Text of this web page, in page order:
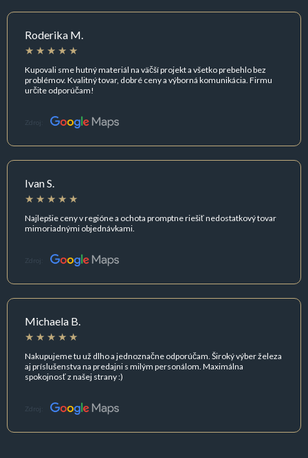
Roderika M.
Kupovali sme hutný materiál na väčší projekt a všetko prebehlo bez
problémov. Kvalitný tovar, dobré ceny a výborná komunikácia. Firmu
určite odporúčam!
Zdroj:
Ivan S.
Najlepšie ceny v regióne a ochota promptne riešiť nedostatkový tovar
mimoriadnými objednávkami.
Zdroj:
Michaela B.
Nakupujeme tu už dlho a jednoznačne odporúčam. Široký výber železa
aj príslušenstva na predajni s milým personálom. Maximálna
spokojnosť z našej strany :)
Zdroj: